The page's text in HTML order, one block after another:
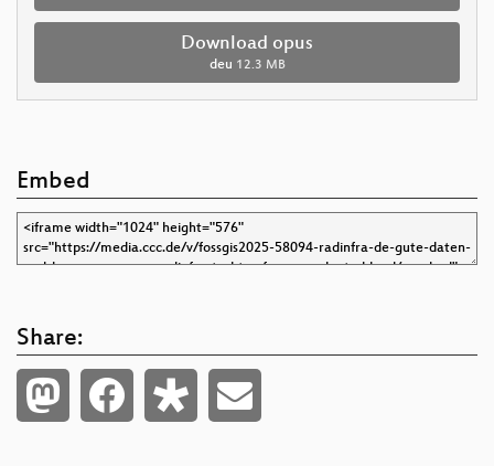
Download opus
deu 12.3 MB
Embed
Share: